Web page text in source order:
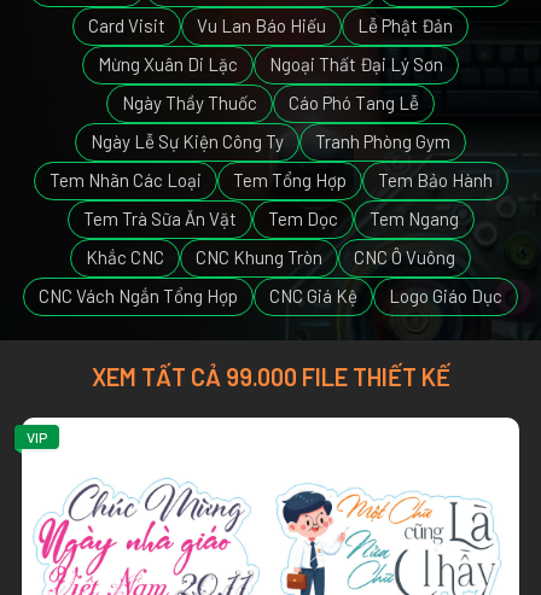
Card Visit
Vu Lan Báo Hiếu
Lễ Phật Đản
Mừng Xuân Di Lặc
Ngoại Thất Đại Lý Sơn
Ngày Thầy Thuốc
Cáo Phó Tang Lễ
Ngày Lễ Sự Kiện Công Ty
Tranh Phòng Gym
Tem Nhãn Các Loại
Tem Tổng Hợp
Tem Bảo Hành
Tem Trà Sữa Ăn Vặt
Tem Dọc
Tem Ngang
Khắc CNC
CNC Khung Tròn
CNC Ô Vuông
CNC Vách Ngắn Tổng Hợp
CNC Giá Kệ Logo Giáo Dục
XEM TẤT CẢ 99.000 FILE THIẾT KẾ
VIP